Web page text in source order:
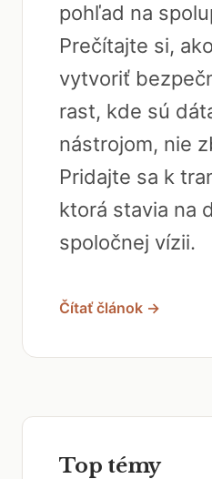
pohľad na
Prečítajte si,
vytvoriť
rast, kde sú
nástrojom, nie
Pridajte sa k
ktorá stavia na
spoločnej vízii.
Čítať článok →
Top témy